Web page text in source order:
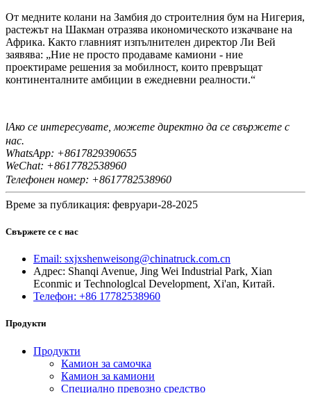
От медните колани на Замбия до строителния бум на Нигерия,
растежът на Шакман отразява икономическото изкачване на
Африка. Както главният изпълнителен директор Ли Вей
заявява: „Ние не просто продаваме камиони - ние
проектираме решения за мобилност, които превръщат
континенталните амбиции в ежедневни реалности.“
IАко се интересувате, можете директно да се свържете с
нас.
WhatsApp: +8617829390655
WeChat: +8617782538960
Телефонен номер: +8617782538960
Време за публикация: февруари-28-2025
Свържете се с нас
Email: sxjxshenweisong@chinatruck.com.cn
Адрес: Shanqi Avenue, Jing Wei Industrial Park, Xian
Econmic и Technologlcal Development, Xi'an, Китай.
Телефон: +86 17782538960
Продукти
Продукти
Камион за самочка
Камион за камиони
Специално превозно средство